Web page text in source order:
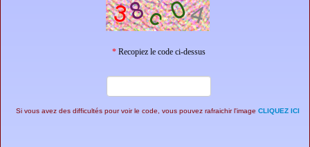
*Recopiez le code ci-dessus
Si vous avez des difficultés pour voir le code, vous pouvez rafraichir l'image CLIQUEZ ICI